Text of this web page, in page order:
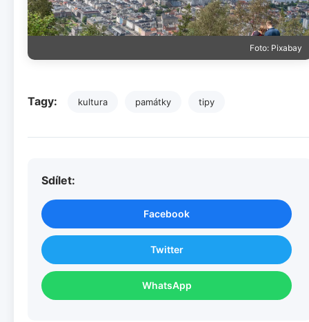
Foto: Pixabay
Tagy: kultura památky tipy
Sdílet:
Facebook
Twitter
WhatsApp